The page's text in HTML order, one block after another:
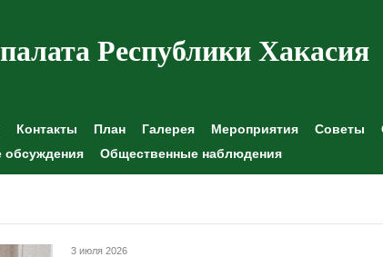
Республики Хакасия
Контакты План Галерея Мероприятия Советы
Общественные наблюдения
3 июля 2026